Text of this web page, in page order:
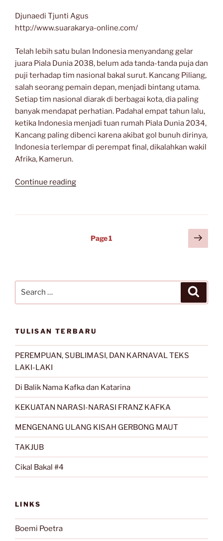
Djunaedi Tjunti Agus
http://www.suarakarya-online.com/
Telah lebih satu bulan Indonesia menyandang gelar
juara Piala Dunia 2038, belum ada tanda-tanda puja dan
puji terhadap tim nasional bakal surut. Kancang Piliang,
salah seorang pemain depan, menjadi bintang utama.
Setiap tim nasional diarak di berbagai kota, dia paling
banyak mendapat perhatian. Padahal empat tahun lalu,
ketika Indonesia menjadi tuan rumah Piala Dunia 2034,
Kancang paling dibenci karena akibat gol bunuh dirinya,
Indonesia terlempar di perempat final, dikalahkan wakil
Afrika, Kamerun.
Continue reading“Sang
Page1
Next
page
TULISAN TERBARU
PEREMPUAN, SUBLIMASI, DAN KARNAVAL TEKS
LAKI-LAKI
Di Balik Nama Kafka dan Katarina
KEKUATAN NARASI-NARASI FRANZ KAFKA
MENGENANG ULANG KISAH GERBONG MAUT
TAKJUB
Cikal Bakal #4
LINKS
Boemi Poetra